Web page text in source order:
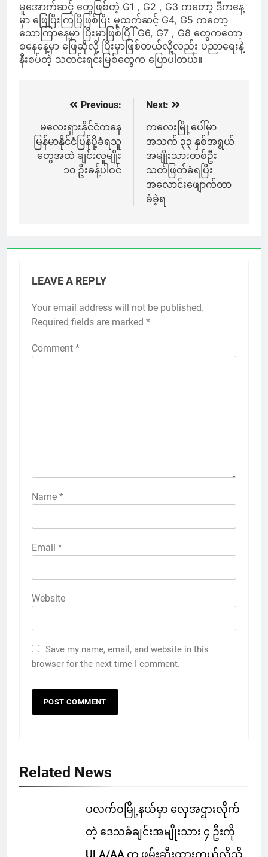
မူအောက်ဆင့် တွေဖြစ်တဲ့ G1 , G2 , G3 ကတော့ ဒီကနေ့
မှာ ဖြေပြီးကြပြီဖြစ်ပြီး မူထက်ဆင့် G4, G5 ကတော့
သောကြာနေ့မှာ ပြီးမှာဖြစ်ပြီါ် G6, G7 , G8 တွေကတော့
စနေနေ့မှာ ဖြေဆိုလို့ ပြီးမှာဖြစ်တယ်လို့လည်း ပညာရေးနဲ့
နီးစပ်တဲ့ သတင်းရင်းမြစ်တွေက ပြောပါတယ်။
navigation
Previous:
မလေးရှားနိုင်ငံကနေ
မြန်မာနိုင်ငံပြန်ပို့ခံရသူ
တွေအထဲ ချင်းလူမျိုး
၁၀ ဦးခန့်ပါဝင်
Next:
ကလေးမြို့ပေါ်မှာ
အသက် ၃၃ နှစ်အရွယ်
အမျိုးသားတစ်ဦး
သတ်ဖြတ်ခံရပြီး
အလောင်းဖျောက်တာ
ခံခဲ့ရ
LEAVE A REPLY
Your email address will not be published.
Required fields are marked *
Comment *
Name *
Email *
Website
Save my name, email, and website in this
browser for the next time I comment.
Related News
ပလက်ဝမြို့နယ်မှာ လှေအဌားလိုက်
တဲ့ ဒေသခံချင်းအမျိုးသား ၄ ဦးကို